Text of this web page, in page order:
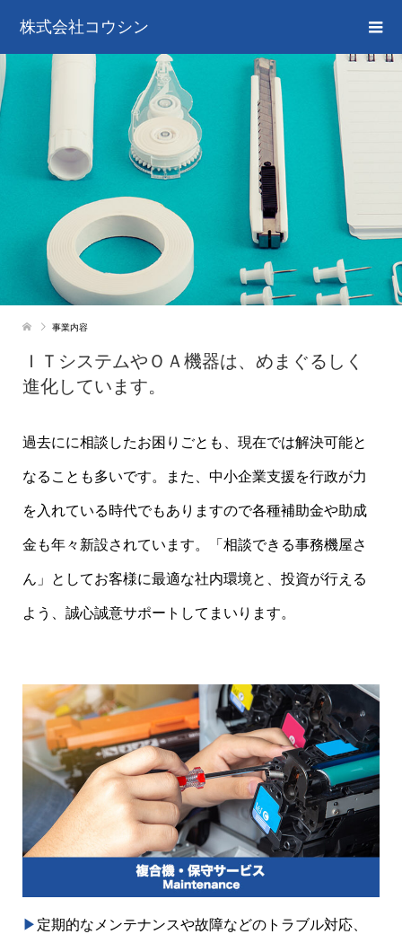
株式会社コウシン
事業内容
ＩＴシステムやＯＡ機器は、めまぐるしく
進化しています。
過去にに相談したお困りごとも、現在では解決可能と
なることも多いです。また、中小企業支援を行政が力
を入れている時代でもありますので各種補助金や助成
金も年々新設されています。「相談できる事務機屋さ
ん」としてお客様に最適な社内環境と、投資が行える
よう、誠心誠意サポートしてまいります。
▶︎ 定期的なメンテナンスや故障などのトラブル対応、